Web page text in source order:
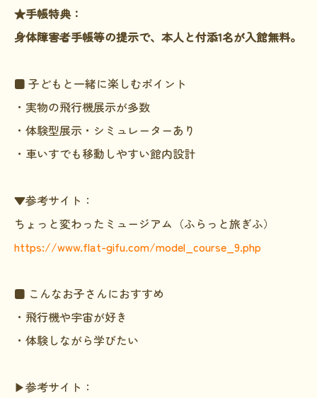
★手帳特典：
身体障害者手帳等の提示で、本人と付添1名が入館無料。
■ 子どもと一緒に楽しむポイント
・実物の飛行機展示が多数
・体験型展示・シミュレーターあり
・車いすでも移動しやすい館内設計
▼参考サイト：
ちょっと変わったミュージアム（ふらっと旅ぎふ）
https://www.flat-gifu.com/model_course_9.php
■ こんなお子さんにおすすめ
・飛行機や宇宙が好き
・体験しながら学びたい
▶参考サイト：